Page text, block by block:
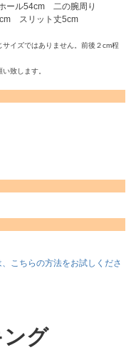
ル54cm 二の腕周り
スリット丈5cm
イズではありません。前後２cm程
致します。
こちらの方法をお試しくださ
グ